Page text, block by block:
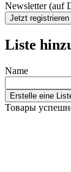
Newsletter (auf
Jetzt registrieren
Liste
Name
Erstelle eine
Товары